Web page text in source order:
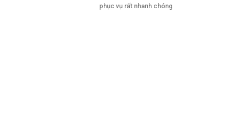
phục vụ rất nhanh chóng